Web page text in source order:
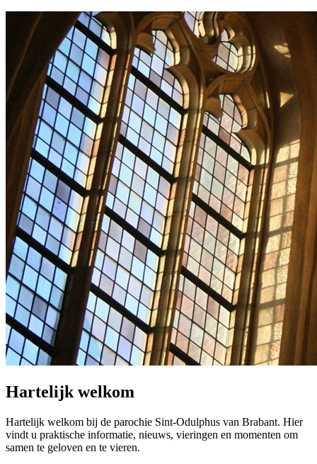
Hartelijk welkom
Hartelijk welkom bij de parochie Sint-Odulphus van Brabant. Hier
vindt u praktische informatie, nieuws, vieringen en momenten om
samen te geloven en te vieren.